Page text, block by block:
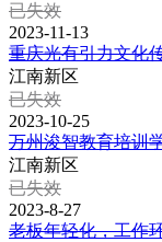
已失效
2023-11-13
重庆光有引力文化
江南新区
已失效
2023-10-25
万州浚智教育培训
江南新区
已失效
2023-8-27
老板年轻化，工作